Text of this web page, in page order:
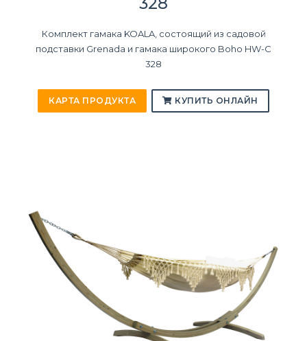
Комплект гамака KOALA, состоящий из садовой
подставки Grenada и гамака широкого Boho HW-C
328
КАРТА ПРОДУКТА КУПИТЬ ОНЛАЙН